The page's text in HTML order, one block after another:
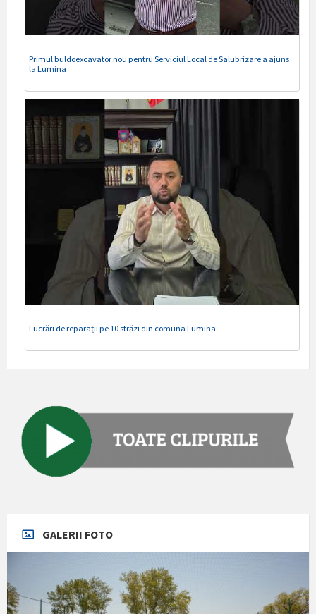
Primul buldoexcavator nou pentru Serviciul Local de Salubrizare a ajuns
la Lumina
Lucrări de reparații pe 10 străzi din comuna Lumina
GALERII FOTO